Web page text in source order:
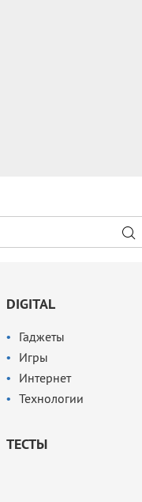
DIGITAL
Гаджеты
Игры
Интернет
Технологии
ТЕСТЫ